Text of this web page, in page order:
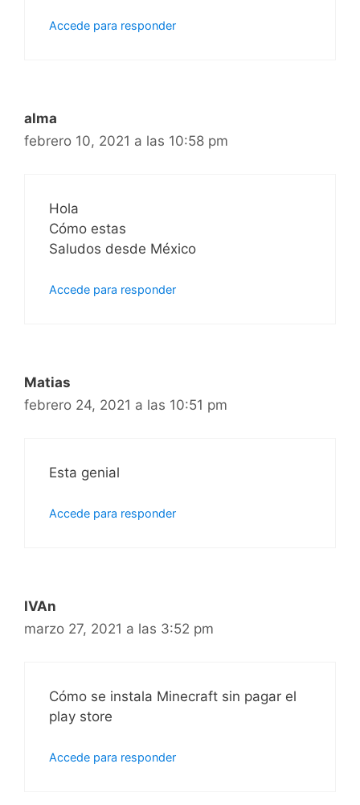
Accede para responder
alma
febrero 10, 2021 a las 10:58 pm
Hola
Cómo estas
Saludos desde México
Accede para responder
Matias
febrero 24, 2021 a las 10:51 pm
Esta genial
Accede para responder
IVAn
marzo 27, 2021 a las 3:52 pm
Cómo se instala Minecraft sin pagar el
play store
Accede para responder